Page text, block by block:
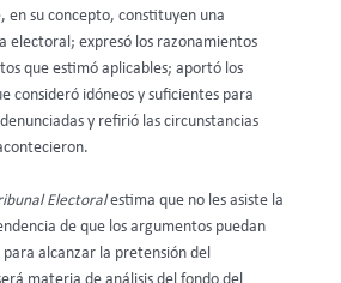
en su concepto, constituyen una
electoral; expresó los razonamientos
que estimó aplicables; aportó los
consideró idóneos y suficientes para
y refirió las circunstancias
Electoralestima que no les asiste la
de que los argumentos puedan
alcanzar la pretensión del